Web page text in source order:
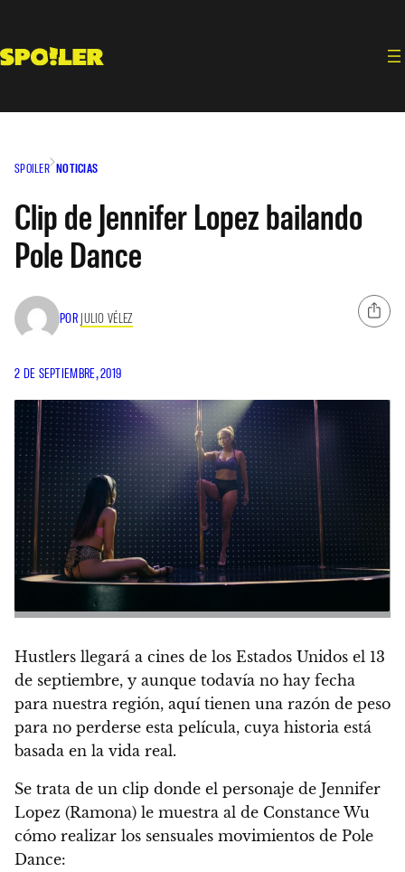
contenido
SPOILER NOTICIAS
Clip de Jennifer Lopez bailando
Pole Dance
POR JULIO VÉLEZ
2 DE SEPTIEMBRE, 2019
Hustlers llegará a cines de los Estados Unidos el 13
de septiembre, y aunque todavía no hay fecha
para nuestra región, aquí tienen una razón de peso
para no perderse esta película, cuya historia está
basada en la vida real.
Se trata de un clip donde el personaje de Jennifer
Lopez (Ramona) le muestra al de Constance Wu
cómo realizar los sensuales movimientos de Pole
Dance: